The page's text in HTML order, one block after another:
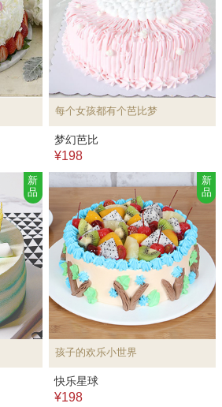
每个女孩都有个芭比梦
梦幻芭比
¥198
新
品
孩子的欢乐小世界
新
品
快乐星球
¥198